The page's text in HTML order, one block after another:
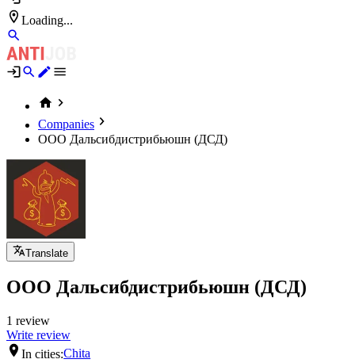
Loading...
Companies
ООО Дальсибдистрибьюшн (ДСД)
Translate
ООО Дальсибдистрибьюшн (ДСД)
1 review
Write review
In cities:Chita